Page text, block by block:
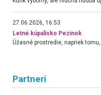
27.06.2026, 16:53
Letné kúpalisko Pezinok
Partneri